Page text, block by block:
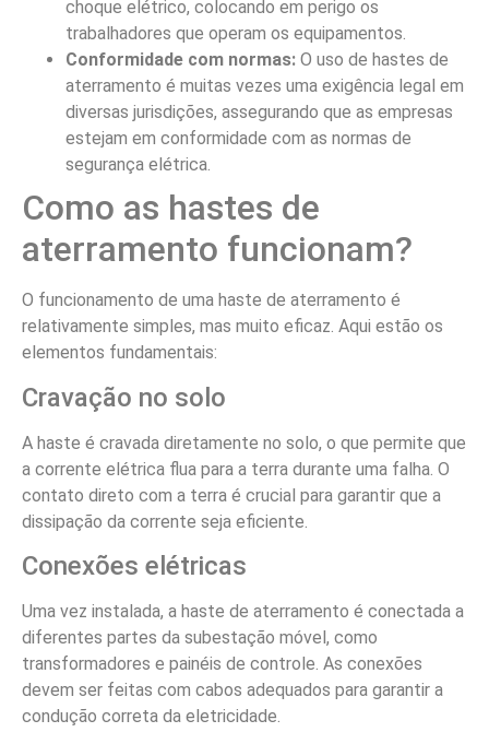
choque elétrico, colocando em perigo os
trabalhadores que operam os equipamentos.
Conformidade com normas: O uso de hastes de
aterramento é muitas vezes uma exigência legal em
diversas jurisdições, assegurando que as empresas
estejam em conformidade com as normas de
segurança elétrica.
Como as hastes de
aterramento funcionam?
O funcionamento de uma haste de aterramento é
relativamente simples, mas muito eficaz. Aqui estão os
elementos fundamentais:
Cravação no solo
A haste é cravada diretamente no solo, o que permite que
a corrente elétrica flua para a terra durante uma falha. O
contato direto com a terra é crucial para garantir que a
dissipação da corrente seja eficiente.
Conexões elétricas
Uma vez instalada, a haste de aterramento é conectada a
diferentes partes da subestação móvel, como
transformadores e painéis de controle. As conexões
devem ser feitas com cabos adequados para garantir a
condução correta da eletricidade.